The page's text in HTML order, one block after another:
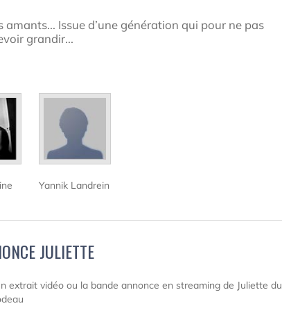
amants... Issue d’une génération qui pour ne pas
grandir...
Yannik Landrein
JULIETTE
extrait vidéo ou la bande annonce en streaming de Juliette du